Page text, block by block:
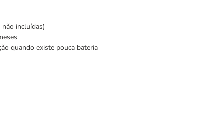
incluídas)
quando existe pouca bateria